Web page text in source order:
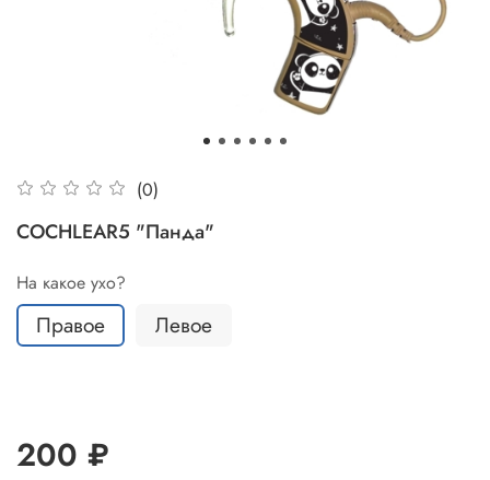
(0)
COCHLEAR5 "Панда"
На какое ухо?
Правое Левое
200 ₽